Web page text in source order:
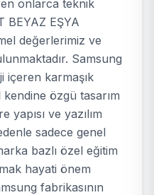
onlarca teknik
BEYAZ EŞYA
değerlerimiz ve
Samsung
içeren karmaşık
özgü tasarım
ve yazılım
sadece genel
bazlı özel eğitim
hayati önem
fabrikasının